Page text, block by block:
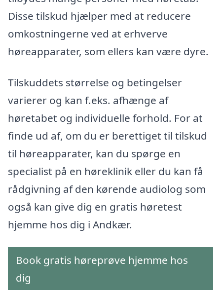
Disse tilskud hjælper med at reducere
omkostningerne ved at erhverve
høreapparater, som ellers kan være dyre.
Tilskuddets størrelse og betingelser
varierer og kan f.eks. afhænge af
høretabet og individuelle forhold. For at
finde ud af, om du er berettiget til tilskud
til høreapparater, kan du spørge en
specialist på en høreklinik eller du kan få
rådgivning af den kørende audiolog som
også kan give dig en gratis høretest
hjemme hos dig i Andkær.
Book gratis høreprøve hjemme hos
dig